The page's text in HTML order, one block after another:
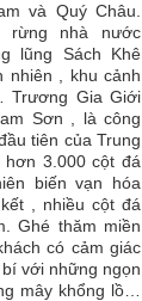
và Quý Châu.
rừng nhà nước
lũng Sách Khê
nhiên , khu cảnh
Trương Gia Giới
Sơn , là công
tiên của Trung
3.000 cột đá
biến vạn hóa
, nhiều cột đá
Ghé thăm miền
có cảm giác
với những ngọn
mây khổng lồ…